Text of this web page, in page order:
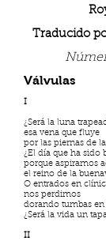
Traducido
Válvulas
I
¿Será la luna
esa vena que fluye
por las piernas de
¿El día que ha sido
porque aspiramos
el reino de la
O entrados en
nos perdimos
dorando tumbas en
¿Será la vida un
II